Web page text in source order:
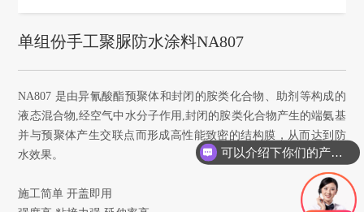
单组份手工聚脲防水涂料NA807
NA807 是由异氰酸酯预聚体和封闭的胺类化合物、助剂等构成的
液态混合物,经空气中水分子作用,封闭的胺类化合物产生的端氨基
并与预聚体产生交联点而形成高性能致密的结构膜，从而达到防
水效果。
施工简单 开盖即用
可以介绍下你们的产品么